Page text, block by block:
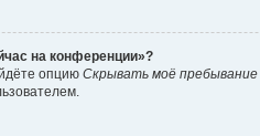
на конференции»?
опцию Скрывать моё